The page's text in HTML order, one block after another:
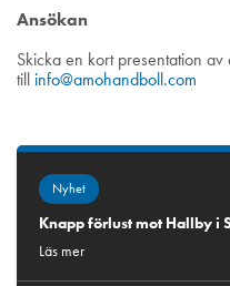
Ansökan
Skicka en kort presentation av
till info@amohandboll.com
Nyhet
Knapp förlust mot Hallby i
Läs mer